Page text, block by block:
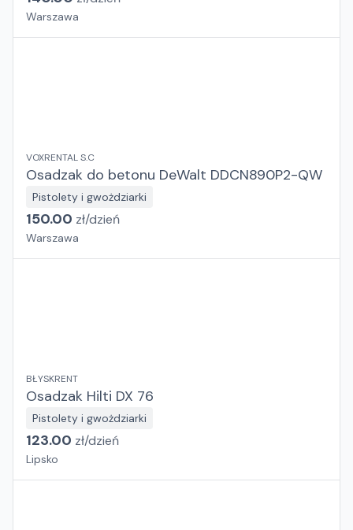
Warszawa
VOXRENTAL S.C
Osadzak do betonu DeWalt DDCN890P2-QW
Pistolety i gwożdziarki
150.00 zł/dzień
Warszawa
BŁYSKRENT
Osadzak Hilti DX 76
Pistolety i gwożdziarki
123.00 zł/dzień
Lipsko